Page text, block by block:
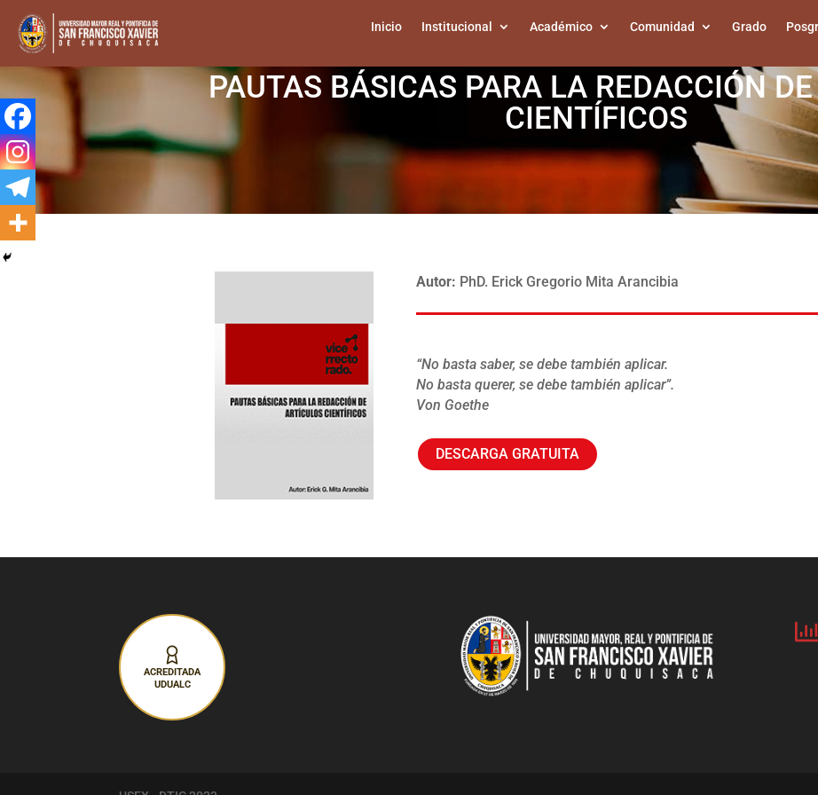
Inicio Institucional Académico Comunidad Grado
PAUTAS BÁSICAS PARA LA REDACCIÓN
CIENTÍFICOS
Autor: PhD. Erick Gregorio Mita Arancibia
“No basta saber, se debe también aplicar.
No basta querer, se debe también aplicar”.
Von Goethe
DESCARGA GRATUITA
ACREDITADA
UDUALC